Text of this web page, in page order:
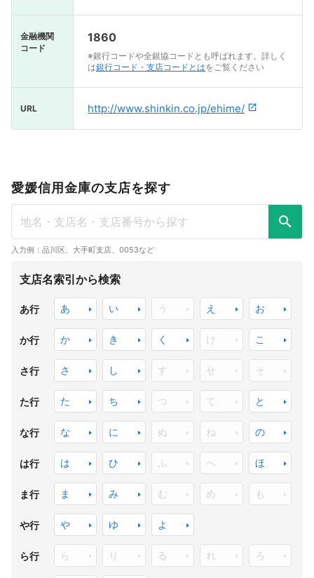
金融機関
コード
1860
※銀行コードや全銀協コードとも呼ばれます。詳しく
は銀行コード・支店コードとはをご覧ください
URL http://www.shinkin.co.jp/ehime/
愛媛信用金庫の支店を探す
入力例：品川区、大手町支店、0053など
支店名索引から検索
あ行 あ い う え お
か行 か き く け こ
さ行 さ し す せ そ
た行 た ち つ て と
な行 な に ぬ ね の
は行 は ひ ふ へ ほ
ま行 ま み む め も
や行 や ゆ よ
ら行 ら り る れ ろ